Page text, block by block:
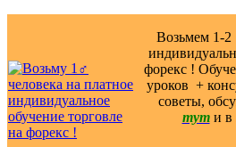
Возьмем 1-2
форекс !
уроков ️ +
советы,
тут и в